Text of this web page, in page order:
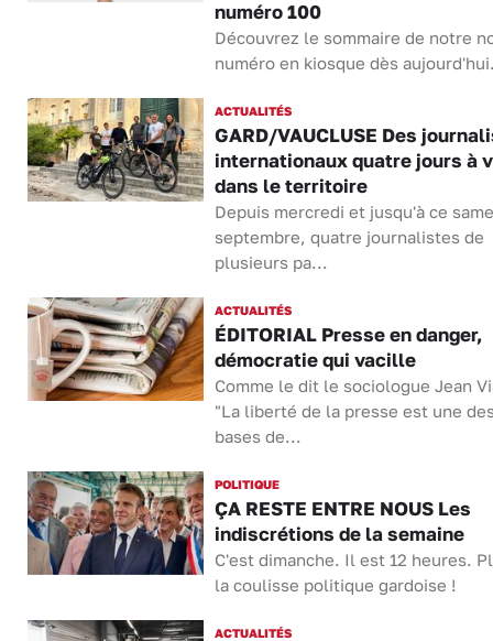
numéro 100
Découvrez le sommaire de notre
numéro en kiosque dès
ACTUALITÉS
GARD/VAUCLUSE Des
internationaux quatre jours à
dans le territoire
Depuis mercredi et jusqu'à ce
septembre, quatre journalistes de
plusieurs pa...
ACTUALITÉS
ÉDITORIAL Presse en danger,
démocratie qui vacille
Comme le dit le sociologue Jean
"La liberté de la presse est une
bases de...
POLITIQUE
ÇA RESTE ENTRE NOUS Les
indiscrétions de la semaine
C'est dimanche. Il est 12 heures.
la coulisse politique gardoise !
ACTUALITÉS